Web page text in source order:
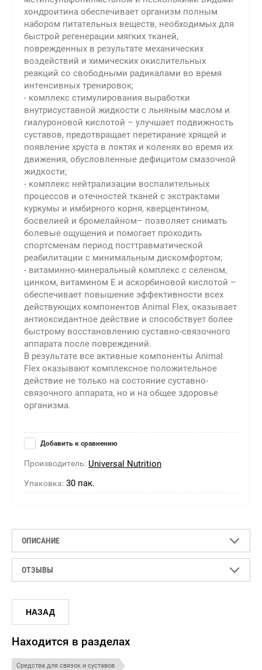
хондроитина обеспечивает организм полным
набором питательных веществ, необходимых для
быстрой регенерации мягких тканей,
поврежденных в результате механических
воздействий и химических окислительных
реакций со свободными радикалами во время
интенсивных тренировок;
- комплекс стимулирования выработки
внутрисуставной жидкости с льняным маслом и
гиалуроновой кислотой – улучшает подвижность
суставов, предотвращает перетирание хрящей и
появление хруста в локтях и коленях во время их
движения, обусловленные дефицитом смазочной
жидкости;
- комплекс нейтрализации воспалительных
процессов и отечностей тканей с экстрактами
куркумы и имбирного корня, кверцентином,
босвелией и бромелайном– позволяет снимать
болевые ощущения и помогает проходить
спортсменам период посттравматической
реабилитации с минимальным дискомфортом;
- витаминно-минеральный комплекс с селеном,
цинком, витамином Е и аскорбиновой кислотой –
обеспечивает повышение эффективности всех
действующих компонентов Animal Flex, оказывает
антиоксидантное действие и способствует более
быстрому восстановлению суставно-связочного
аппарата после повреждений.
В результате все активные компоненты Animal
Flex оказывают комплексное положительное
действие не только на состояние суставно-
связочного аппарата, но и на общее здоровье
организма.
Добавить к сравнению
Производитель: Universal Nutrition
Упаковка: 30 пак.
ОПИСАНИЕ
ОТЗЫВЫ
НАЗАД
Находится в разделах
Средства для связок и суставов